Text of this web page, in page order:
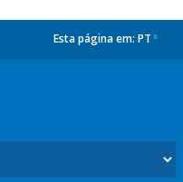
Esta página em: PT